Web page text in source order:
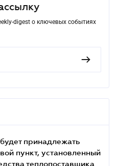
digest о ключевых событиях
принадлежать
пункт, установленный
теплопоставщика